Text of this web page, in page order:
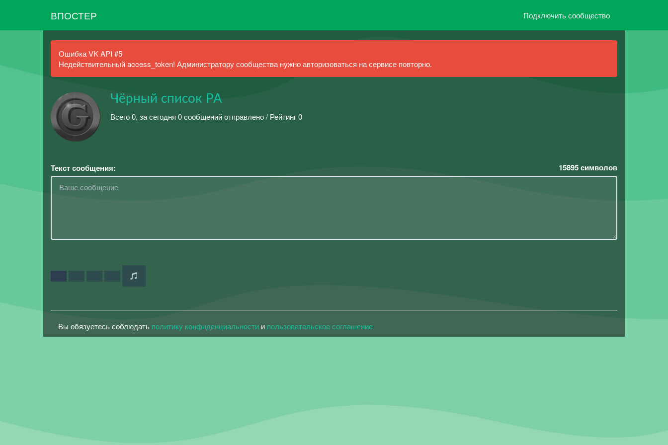
ВПОСТЕР Подключить сообщество
Ошибка VK API #5
Недействительный access_token! Администратору сообщества нужно авторизоваться на сервисе повторно.
Чёрный список РА
Всего 0, за сегодня 0 сообщений отправлено / Рейтинг 0
Текст сообщения: 15895символов
Вы обязуетесь соблюдать политику конфиденциальности и пользовательское соглашение